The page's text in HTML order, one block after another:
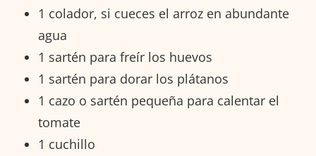
1 colador, si cueces el arroz en abundante
agua
1 sartén para freír los huevos
1 sartén para dorar los plátanos
1 cazo o sartén pequeña para calentar el
tomate
1 cuchillo